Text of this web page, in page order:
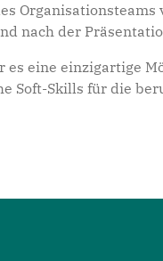
nach der
es eine einzigartige
Soft-Skills für die